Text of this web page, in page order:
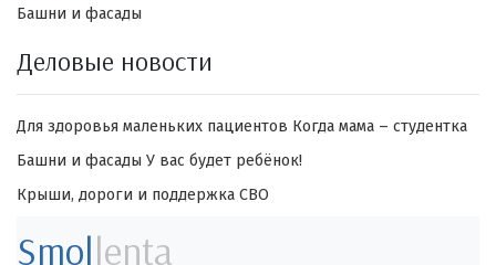
Башни и фасады
Деловые новости
Для здоровья маленьких пациентов Когда мама – студентка
Башни и фасады У вас будет ребёнок!
Крыши, дороги и поддержка СВО
Smollenta